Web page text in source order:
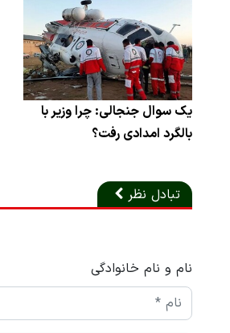
یک سوال جنجالی: چرا وزیر با
بالگرد امدادی رفت؟
تبادل نظر
نام و نام خانوادگی